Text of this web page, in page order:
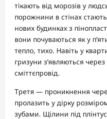
тікають від морозів у
порожнини в стінах
нових будинках з
вони почуваються як у
тепло, тихо. Навіть у
гризуни з’являються
сміттєпровід.
Третя — проникнення
пролазить у дірку
зубами. Щілини під